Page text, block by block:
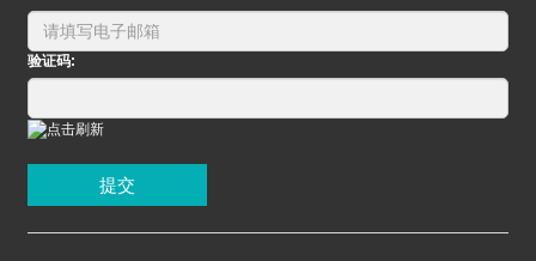
验证码:
提交